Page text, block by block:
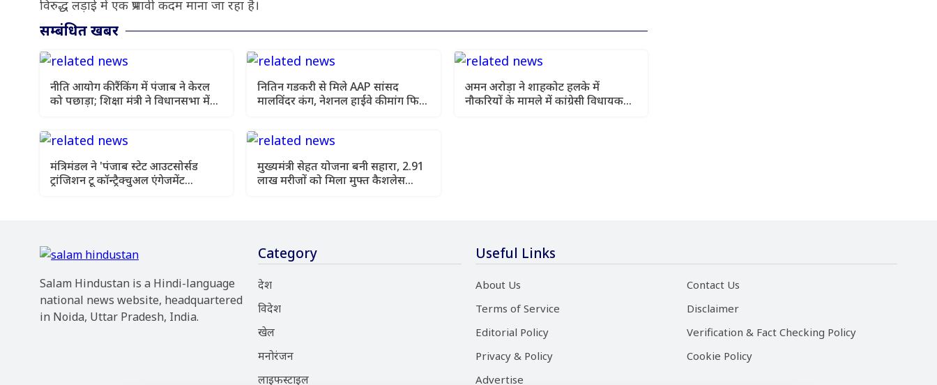
विरुद्ध लड़ाई में एक प्रभावी कदम माना जा रहा है।
सम्बंधित खबर
नीति आयोग की रैंकिंग में पंजाब ने केरल
को पछाड़ा; शिक्षा मंत्री ने विधानसभा में
नितिन गडकरी से मिले AAP सांसद
मालविंदर कंग, नेशनल हाईवे की मांग फिर
अमन अरोड़ा ने शाहकोट हलके में
नौकरियों के मामले में कांग्रेसी विधायक
मंत्रिमंडल ने 'पंजाब स्टेट आउटसोर्सड
ट्रांजिशन टू कॉन्ट्रैक्चुअल एंगेजमेंट
मुख्यमंत्री सेहत योजना बनी सहारा, 2.91
लाख मरीजों को मिला मुफ्त कैशलेस
Salam Hindustan is a Hindi-language
national news website, headquartered
in Noida, Uttar Pradesh, India.
Category
देश
विदेश
खेल
मनोरंजन
लाइफस्टाइल
Useful Links
About Us
Contact Us
Terms of Service
Disclaimer
Editorial Policy
Verification & Fact Checking Policy
Privacy & Policy
Cookie Policy
Advertise